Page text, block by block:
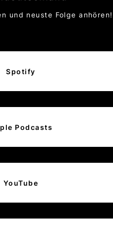
und neuste Folge anhören!
Spotify
Podcasts
YouTube